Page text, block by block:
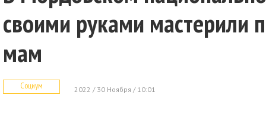
своими руками мастерили
мам
Социум 2022 / 30 Ноября / 10:01